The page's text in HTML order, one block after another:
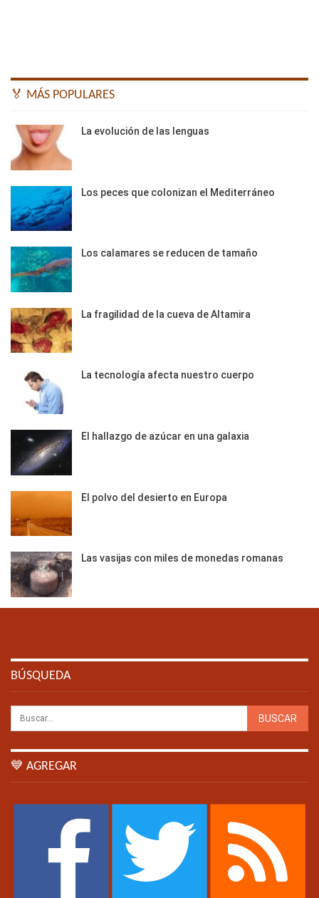
🏅 MÁS POPULARES
La evolución de las lenguas
Los peces que colonizan el Mediterráneo
Los calamares se reducen de tamaño
La fragilidad de la cueva de Altamira
La tecnología afecta nuestro cuerpo
El hallazgo de azúcar en una galaxia
El polvo del desierto en Europa
Las vasijas con miles de monedas romanas
BÚSQUEDA
💙 AGREGAR